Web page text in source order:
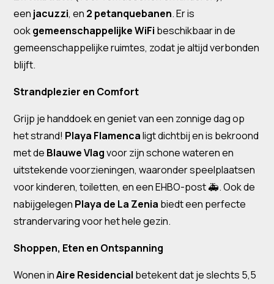
een jacuzzi, en 2 petanquebanen. Er is
ookgemeenschappelijke WiFi beschikbaar in de
gemeenschappelijke ruimtes, zodat je altijd verbonden
blijft.
Strandplezier en Comfort
Grijp je handdoek en geniet van een zonnige dag op
het strand! Playa Flamencaligt dichtbij en is bekroond
met de Blauwe Vlagvoor zijn schone wateren en
uitstekende voorzieningen, waaronder speelplaatsen
voor kinderen, toiletten, en een EHBO-post 🚑. Ook de
nabijgelegen Playa de La Zenia biedt een perfecte
strandervaring voor het hele gezin.
Shoppen, Eten en Ontspanning
Wonen inAire Residencial betekent dat je slechts 5,5